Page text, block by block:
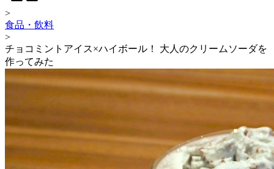
>
食品・飲料
>
チョコミントアイス×ハイボール！ 大人のクリームソーダを
作ってみた